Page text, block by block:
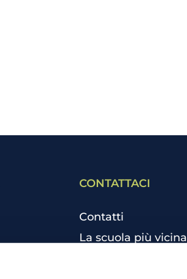
CONTATTACI
Contatti
La scuola più vicina